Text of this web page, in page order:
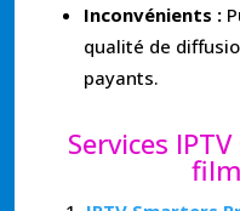
Inconvénients :
qualité de
payants.
Services